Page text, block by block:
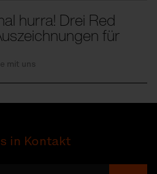
hurra! Drei Red
für
mit uns
in Kontakt